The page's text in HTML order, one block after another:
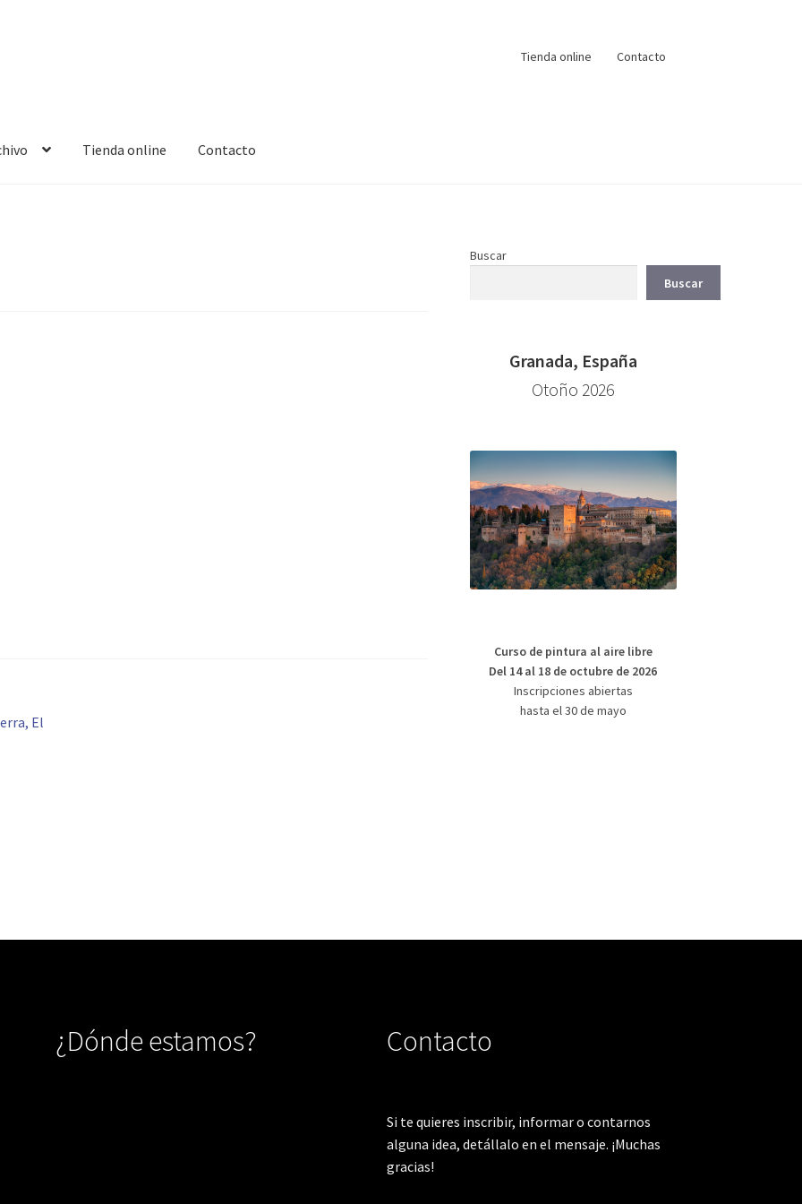
Tienda online Contacto
Tienda online Contacto
El
Buscar
Buscar
Granada, España
Otoño 2026
Curso de pintura al aire libre
Del 14 al 18 de octubre de 2026
Inscripciones abiertas
hasta el 30 de mayo
¿Dónde estamos? Contacto
Si te quieres inscribir, informar o contarnos
alguna idea, detállalo en el mensaje. ¡Muchas
gracias!